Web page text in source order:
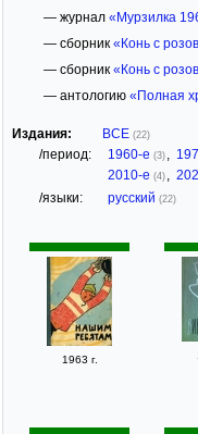
— журнал «Мурзилка
— сборник «Конь с
— сборник «Конь с
— антологию «Полная
Издания: ВСЕ (22)
/период: 1960-е (3)
2010-е (4)
/языки: русский (22)
1963 г.